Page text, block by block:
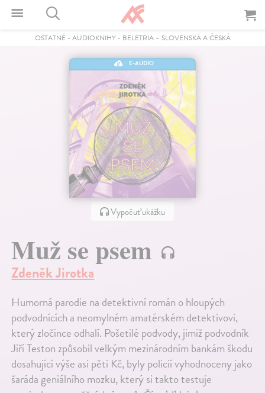
OSTATNÉ- AUDIOKNIHY- BELETRIA – SLOVENSKÁ A ČESKÁ
E-AUDIO
Vypočuť ukážku
Muž se psem
Zdeněk Jirotka
Humorná parodie na detektivní román o hloupých
podvodnících a neomylném amatérském detektivovi,
který zločince odhalí. Pošetilé podvody, jimiž podvodník
Jiří Teston způsobil velkým mezinárodním bankám škodu
dosahující výše asi pěti Kč, byly policií vyhodnoceny jako
šaráda geniálního mozku, který si takto testuje